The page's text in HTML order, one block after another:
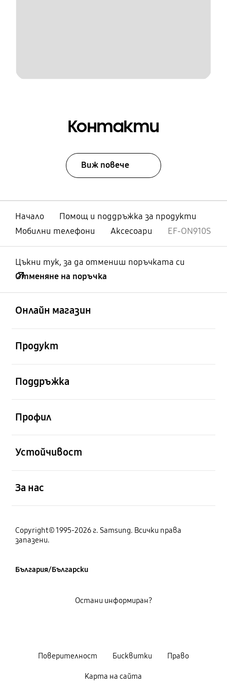
Контакти
Виж повече
Начало
Помощ и поддръжка за продукти
Мобилни телефони
Аксесоари EF-ON910S
Цъкни тук, за да отмениш поръчката си
Отменяне на поръчка
Онлайн магазин
Продукт
Поддръжка
Профил
Устойчивост
За нас
Copyright© 1995-2026 г. Samsung. Всички права
запазени.
България/Български
Поверителност Бисквитки Право
Карта на сайта
Остани информиран?